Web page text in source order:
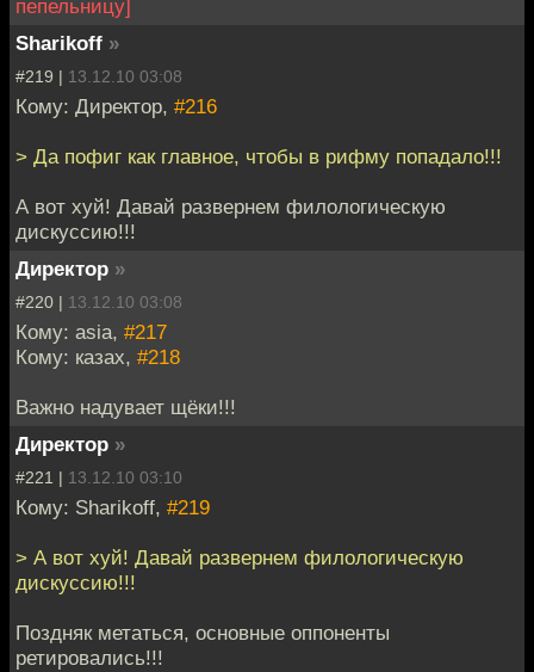
пепельницу]
Sharikoff »
#219 | 13.12.10 03:08
Кому: Директор, #216
> Да пофиг как главное, чтобы в рифму попадало!!!
А вот хуй! Давай развернем филологическую
дискуссию!!!
Директор »
#220 | 13.12.10 03:08
Кому: asia, #217
Кому: казах, #218
Важно надувает щёки!!!
Директор »
#221 | 13.12.10 03:10
Кому: Sharikoff, #219
> А вот хуй! Давай развернем филологическую
дискуссию!!!
Поздняк метаться, основные оппоненты
ретировались!!!